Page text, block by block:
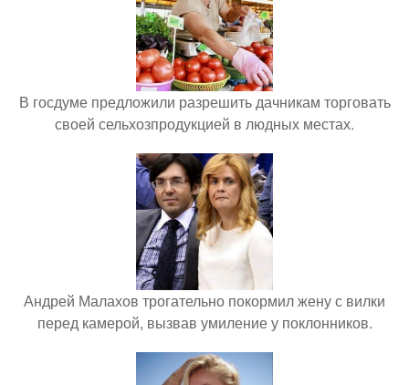
В госдуме предложили разрешить дачникам торговать
своей сельхозпродукцией в людных местах.
Андрей Малахов трогательно покормил жену с вилки
перед камерой, вызвав умиление у поклонников.